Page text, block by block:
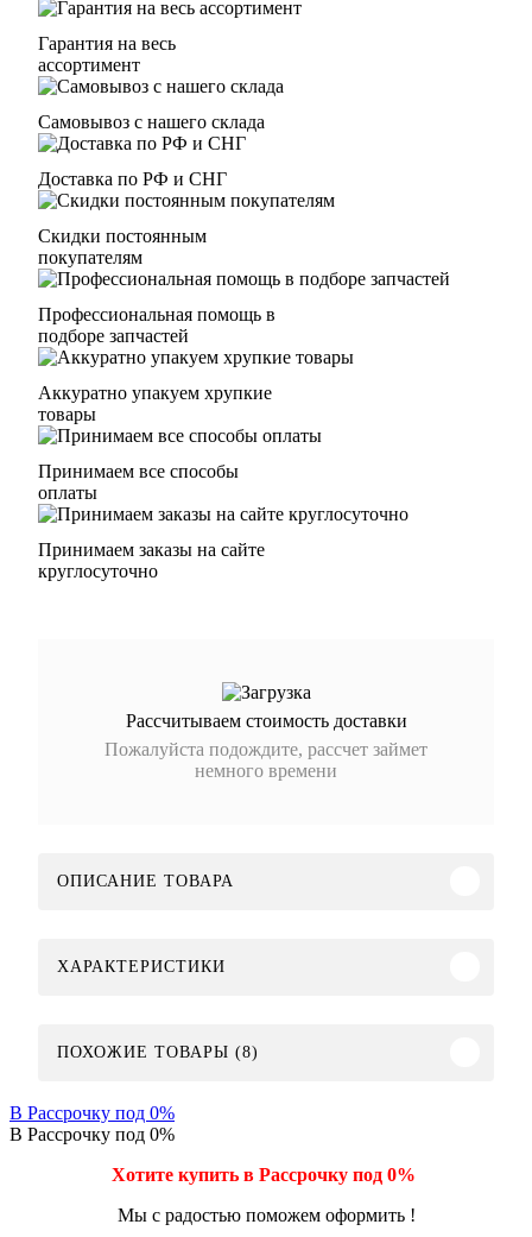
Гарантия на весь
ассортимент
Самовывоз с нашего склада
Доставка по РФ и СНГ
Скидки постоянным
покупателям
Профессиональная помощь в
подборе запчастей
Аккуратно упакуем хрупкие
товары
Принимаем все способы
оплаты
Принимаем заказы на сайте
круглосуточно
Рассчитываем стоимость доставки
Пожалуйста подождите, рассчет займет
немного времени
ОПИСАНИЕ ТОВАРА
ХАРАКТЕРИСТИКИ
ПОХОЖИЕ ТОВАРЫ (8)
В Рассрочку под 0%
В Рассрочку под 0%
Хотите купить в Рассрочку под 0%
Мы с радостью поможем оформить !